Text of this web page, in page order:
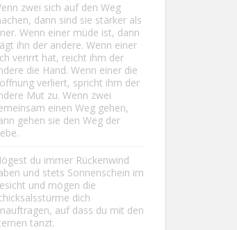
zwei sich auf den Weg
dann sind sie stärker als
Wenn einer müde ist, dann
ihn der andere. Wenn einer
verirrt hat, reicht ihm der
die Hand. Wenn einer die
verliert, spricht ihm der
Mut zu. Wenn zwei
einen Weg gehen,
gehen sie den Weg der
du immer Rückenwind
und stets Sonnenschein im
und mögen die
dich
auf dass du mit den
tanzt.